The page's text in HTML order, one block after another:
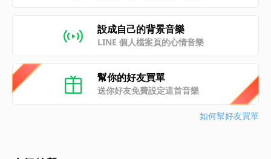
設成自己的背景音樂
LINE 個人檔案頁的心情音樂
幫你的好友買單
送你好友免費設定這首音樂
如何幫好友買單